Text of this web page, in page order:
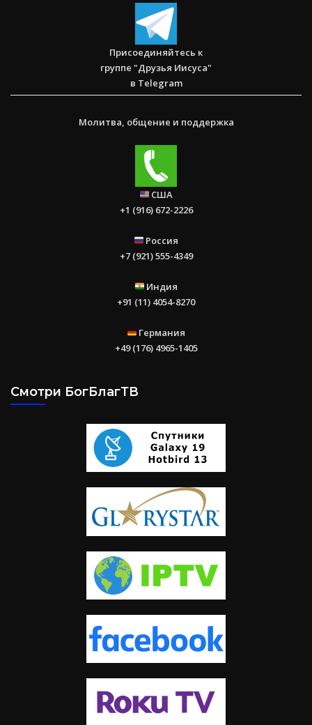
Присоединяйтесь к
группе "Друзья Иисуса"
в Telegram
Молитва, общение и поддержка
США
+1 (916) 672-2226
Россия
+7 (921) 555-4349
Индия
+91 (11) 4054-8270
Германия
+49 (176) 4965-1405
Смотри БогБлагТВ